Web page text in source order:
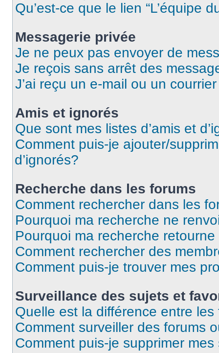
Qu’est-ce que le lien “L’équipe
Messagerie privée
Je ne peux pas envoyer de
Je reçois sans arrêt des
J’ai reçu un e-mail ou un
Amis et ignorés
Que sont mes listes d’amis et
Comment puis-je ajouter/
d’ignorés?
Recherche dans les forums
Comment rechercher dans les
Pourquoi ma recherche ne
Pourquoi ma recherche
Comment rechercher des
Comment puis-je trouver mes
Surveillance des sujets et
Quelle est la différence entre
Comment surveiller des forums
Comment puis-je supprimer